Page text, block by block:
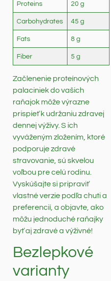
Proteins 20 g
Carbohydrates 45 g
Fats 8 g
Fiber 5 g
Začlenenie proteínových
palaciniek do vašich
raňajok môže výrazne
prispieť k udržaniu zdravej
dennej výživy. S ich
vyváženým zložením, ktoré
podporuje zdravé
stravovanie, sú skvelou
voľbou pre celú rodinu.
Vyskúšajte si pripraviť
vlastné verzie podľa chuti a
preferencií, a objavte, ako
môžu jednoduché raňajky
byť aj zdravé a výživné!
Bezlepkové
varianty